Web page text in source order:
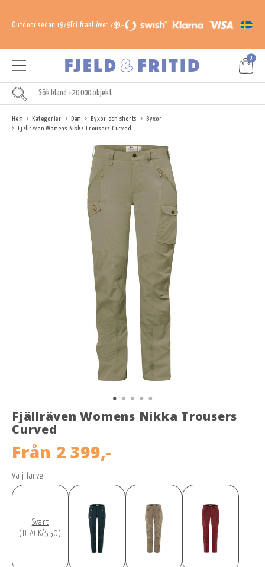
Outdoor sedan 1979Fri frakt över 799,-
0
Hem Kategorier Dam Byxor och shorts
Byxor
Fjällräven Womens Nikka Trousers Curved
Fjällräven Womens Nikka Trousers
Curved
Från 2 399,-
Välj farve
Svart
(BLACK/550)